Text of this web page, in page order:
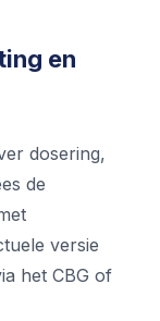
en
dosering,
de
versie
het CBG of